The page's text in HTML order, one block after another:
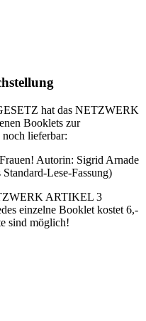
hat das NETZWERK
Booklets zur
lieferbar:
Autorin: Sigrid Arnade
Lese-Fassung)
ARTIKEL 3
einzelne Booklet kostet 6,-
sind möglich!